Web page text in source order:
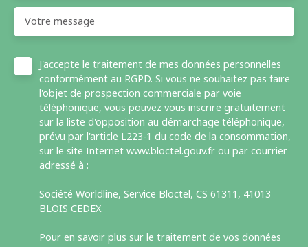
Votre message
J'accepte le traitement de mes données personnelles
conformément au RGPD. Si vous ne souhaitez pas faire
l'objet de prospection commerciale par voie
téléphonique, vous pouvez vous inscrire gratuitement
sur la liste d'opposition au démarchage téléphonique,
prévu par l'article L223-1 du code de la consommation,
sur le site Internet www.bloctel.gouv.fr ou par courrier
adressé à :
Société Worldline, Service Bloctel, CS 61311, 41013
BLOIS CEDEX.
Pour en savoir plus sur le traitement de vos données